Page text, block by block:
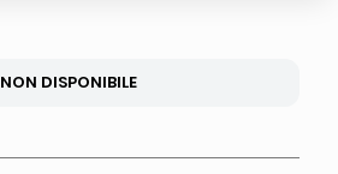
NON DISPONIBILE